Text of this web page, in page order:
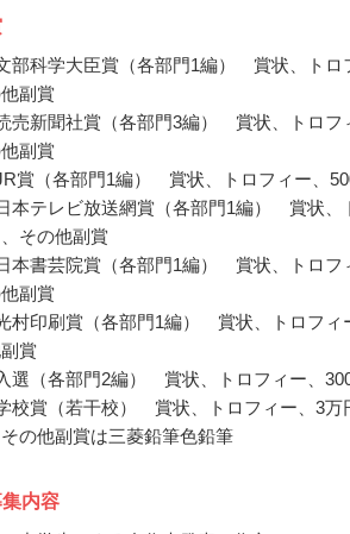
部科学大臣賞（各部門1編） 賞状、トロ
副賞
売新聞社賞（各部門3編） 賞状、トロフ
副賞
賞（各部門1編） 賞状、トロフィー、
本テレビ放送網賞（各部門1編） 賞状、
、その他副賞
本書芸院賞（各部門1編） 賞状、トロフ
副賞
村印刷賞（各部門1編） 賞状、トロフィ
賞
選（各部門2編） 賞状、トロフィー、
校賞（若干校） 賞状、トロフィー、3万
の他副賞は三菱鉛筆色鉛筆
内容